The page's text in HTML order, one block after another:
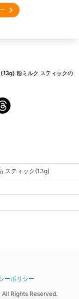
ー
粉ミルク スティックの
スティック(13g)
ーポリシー
Rights Reserved.